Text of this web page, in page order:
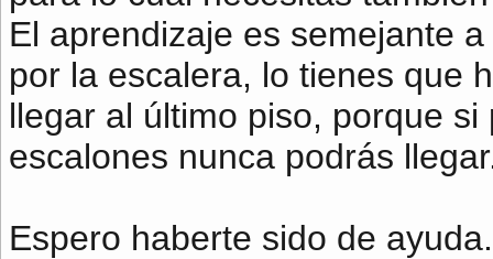
El aprendizaje es semejante
por la escalera, lo tienes que
llegar al último piso, porque
escalones nunca podrás
Espero haberte sido de ayuda.